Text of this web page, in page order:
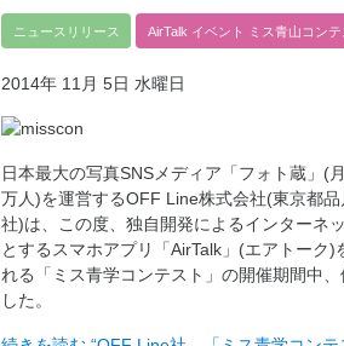
ニュースリリース AirTalk イベント ミス青山コンテ
2014年 11月 5日 水曜日
日本最大の写真SNSメディア「フォト蔵」(
万人)を運営するOFF Line株式会社(東京都
社)は、この度、独自開発によるインターネ
とするスマホアプリ「AirTalk」(エアトーク
れる「ミス青学コンテスト」の開催期間中
した。